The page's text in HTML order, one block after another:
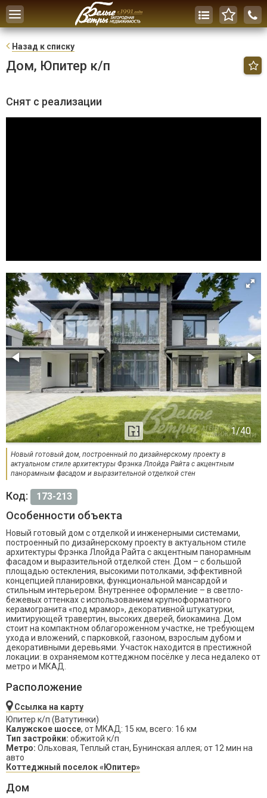
Toggle
navigation
Назад к списку
Дом, Юпитер к/п
Снят с реализации
Новый готовый дом, построенный по дизайнерскому проекту в
актуальном стиле архитектуры Фрэнка Ллойда Райта с акцентным
панорамным фасадом и выразительной отделкой стен
Код: 173-213
Особенности объекта
Новый готовый дом с отделкой и инженерными системами,
построенный по дизайнерскому проекту в актуальном стиле
архитектуры Фрэнка Ллойда Райта с акцентным панорамным
фасадом и выразительной отделкой стен. Дом – с большой
площадью остекления, высокими потолками, эффективной
концепцией планировки, функциональной мансардой и
стильным интерьером. Внутреннее оформление – в светло-
бежевых оттенках с использованием крупноформатного
керамогранита «под мрамор», декоративной штукатурки,
имитирующей травертин, высоких дверей, биокамина. Дом
стоит на компактном облагороженном участке, не требующем
ухода и вложений, с парковкой, газоном, взрослым дубом и
декоративными деревьями. Участок находится в престижной
локации: в охраняемом коттеджном посёлке у леса недалеко от
метро и МКАД.
Расположение
Ссылка на карту
Юпитер к/п (Ватутинки)
Калужское шоссе, от МКАД: 15 км, всего: 16 км
Тип застройки: обжитой к/п
Метро: Ольховая, Теплый стан, Бунинская аллея; от 12 мин на
авто
Коттеджный поселок «Юпитер»
Дом